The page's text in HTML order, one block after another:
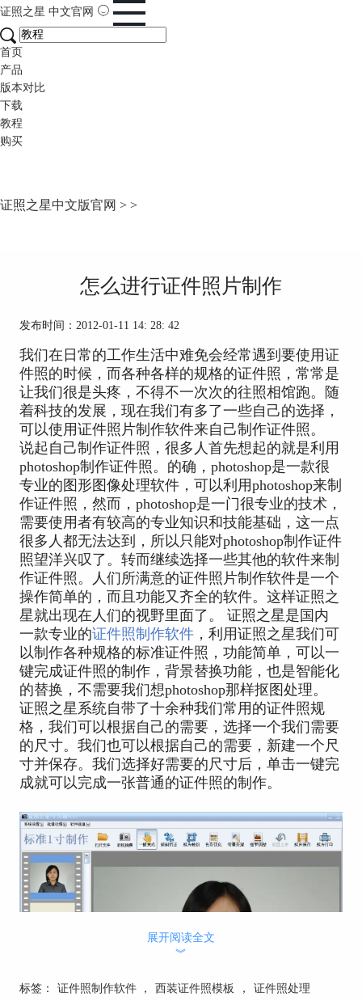
证照之星 中文官网
首页
产品
版本对比
下载
教程
购买
证照之星中文版官网 > >
怎么进行证件照片制作
发布时间：2012-01-11 14: 28: 42
我们在日常的工作生活中难免会经常遇到要使用证
件照的时候，而各种各样的规格的证件照，常常是
让我们很是头疼，不得不一次次的往照相馆跑。随
着科技的发展，现在我们有多了一些自己的选择，
可以使用证件照片制作软件来自己制作证件照。
说起自己制作证件照，很多人首先想起的就是利用
photoshop制作证件照。的确，photoshop是一款很
专业的图形图像处理软件，可以利用photoshop来制
作证件照，然而，photoshop是一门很专业的技术，
需要使用者有较高的专业知识和技能基础，这一点
很多人都无法达到，所以只能对photoshop制作证件
照望洋兴叹了。转而继续选择一些其他的软件来制
作证件照。人们所满意的证件照片制作软件是一个
操作简单的，而且功能又齐全的软件。这样证照之
星就出现在人们的视野里面了。 证照之星是国内
一款专业的证件照制作软件，利用证照之星我们可
以制作各种规格的标准证件照，功能简单，可以一
键完成证件照的制作，背景替换功能，也是智能化
的替换，不需要我们想photoshop那样抠图处理。
证照之星系统自带了十余种我们常用的证件照规
格，我们可以根据自己的需要，选择一个我们需要
的尺寸。我们也可以根据自己的需要，新建一个尺
寸并保存。我们选择好需要的尺寸后，单击一键完
成就可以完成一张普通的证件照的制作。
展开阅读全文
︾
标签： 证件照制作软件 ， 西装证件照模板 ， 证件照处理